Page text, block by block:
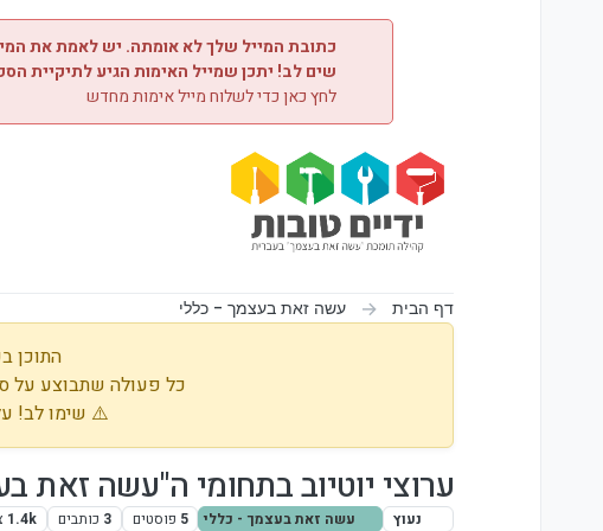
כתובת המייל שלך לא אומתה. יש לאמת את
שים לב! יתכן שמייל האימות הגיע לתיקיית
לחץ כאן כדי לשלוח מייל אימות מחדש
דף הבית עשה זאת בעצמך - כללי
התוכן
כל פעולה שתבוצע על
⚠️ שימו לב!
ערוצי יוטיוב בתחומי ה"עשה זאת
נעוץ עשה זאת בעצמך - כללי 5 פוסטים 3 כותבים 1.4k